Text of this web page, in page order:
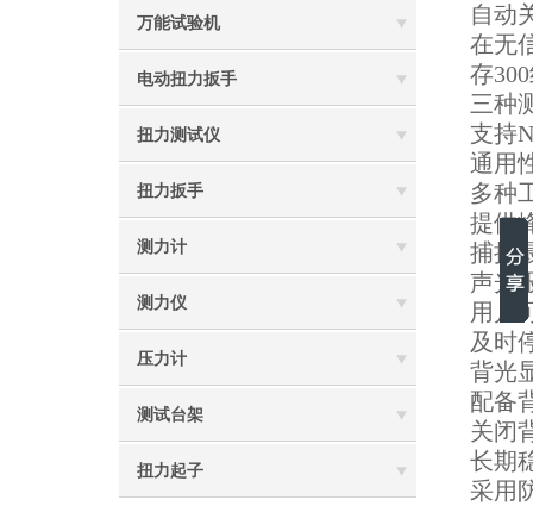
万能试验机
电动扭力扳手
扭力测试仪
扭力扳手
测力计
测力仪
压力计
测试台架
扭力起子
自动
在无
存
三种
支持
通用
多种
提供
捕捉
声光
用户
及时
背光
配备
关闭
长期
采用